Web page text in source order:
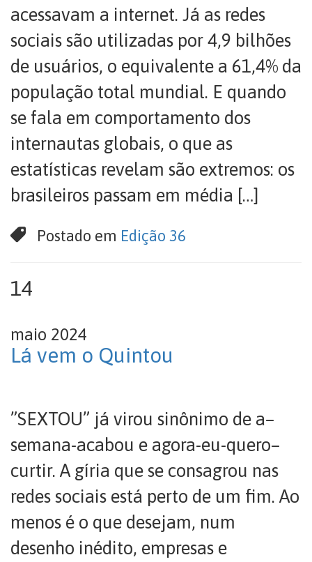
acessavam a internet. Já as redes
sociais são utilizadas por 4,9 bilhões
de usuários, o equivalente a 61,4% da
população total mundial. E quando
se fala em comportamento dos
internautas globais, o que as
estatísticas revelam são extremos: os
brasileiros passam em média […]
Postado em Edição 36
14
maio 2024
Lá vem o Quintou
”SEXTOU” já virou sinônimo de a–
semana-acabou e agora-eu-quero–
curtir. A gíria que se consagrou nas
redes sociais está perto de um fim. Ao
menos é o que desejam, num
desenho inédito, empresas e